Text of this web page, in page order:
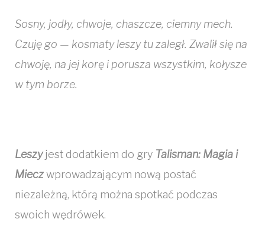
Sosny, jodły, chwoje, chaszcze, ciemny mech.
Czuję go — kosmaty leszy tu zaległ. Zwalił się na
chwoję, na jej korę i porusza wszystkim, kołysze
w tym borze.
Leszyjest dodatkiem do gry Talisman: Magia i
Mieczwprowadzającym nową postać
niezależną, którą można spotkać podczas
swoich wędrówek.